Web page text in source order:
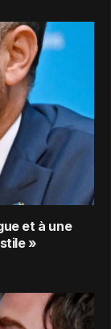
et à une
»